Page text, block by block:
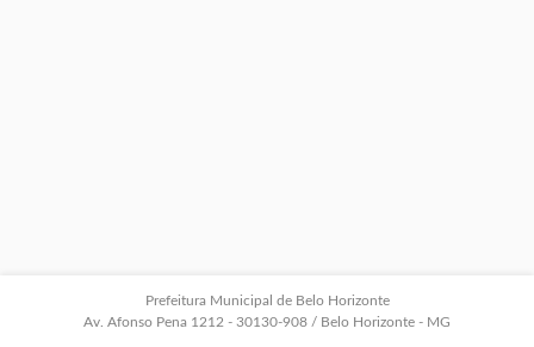
Prefeitura Municipal de Belo Horizonte
Av. Afonso Pena 1212 - 30130-908 / Belo Horizonte - MG